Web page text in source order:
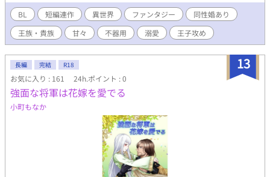
けれど不器用で融通が効かないマチアスはグッと我慢するのであ
る。 ✔︎ 美形第一王子×美人幼馴染 ✔︎ 真面目で自分にも他人にも厳
しい王子様（を目指して書いてます） ✔︎ 外見に似合わない泣き虫
怖がり、中身は平凡な受け ✔︎ 美丈夫が服着て歩けばこんな人の第
一王子様は、婚約者を（仮にそう見えなくても）大変愛していま
す。 ✔︎ 美人でちょっと無口なクールビューティ（擬態）婚約者
は、心許す人の前では怖がり虫と泣き虫が爆発する時がありま
す。 🗣️『密着！カナメ様の学園生活』連載中。 ➡︎ 章や作品タイ
トルの頭に『★』があるものは、個人サイトでリクエストしてい
ただいたものです。こちらではいただいたリクエスト内容やお礼
などの後書きを省略させていただいています。 ➡︎ 婚約式後設定に
は『✿』が付いています。 🔺ATTENTION🔺 【「セーリオ様」
「カムヴィ様」共通の話 】 こちらに入っているものは『セーリオ
様の祝福』と『セーリオ様の祝福：カムヴィ様の言う通り』の両
設定共通の話です。 【 感想欄のネタバレフィルター 】 『密着！
BL 短編連作 異世界 ファンタジー
同性婚あり
王族・貴族
甘々 不器用 溺愛 王子攻め
13
長編 完結 R18
お気に入り : 161 24h.ポイント : 0
強面な将軍は花嫁を愛でる
小町もなか